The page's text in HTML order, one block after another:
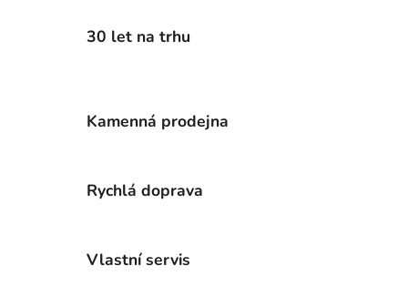
30 let na trhu
Kamenná prodejna
Rychlá doprava
Vlastní servis